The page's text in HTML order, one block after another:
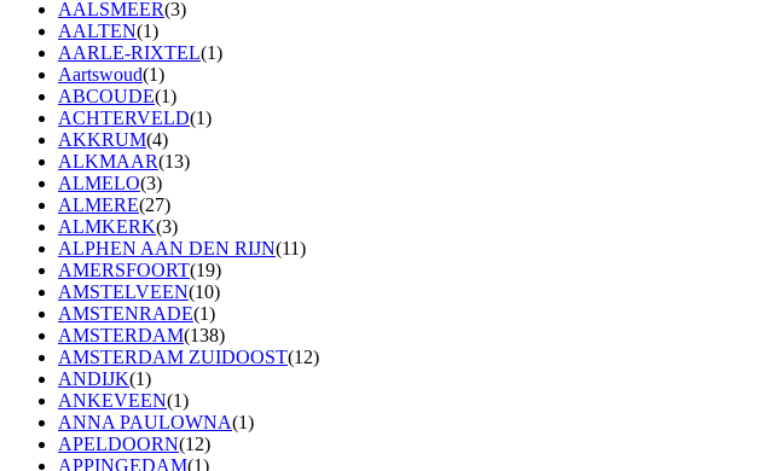
AALSMEER(3)
AALTEN(1)
AARLE-RIXTEL(1)
Aartswoud(1)
ABCOUDE(1)
ACHTERVELD(1)
AKKRUM(4)
ALKMAAR(13)
ALMELO(3)
ALMERE(27)
ALMKERK(3)
ALPHEN AAN DEN RIJN(11)
AMERSFOORT(19)
AMSTELVEEN(10)
AMSTENRADE(1)
AMSTERDAM(138)
AMSTERDAM ZUIDOOST(12)
ANDIJK(1)
ANKEVEEN(1)
ANNA PAULOWNA(1)
APELDOORN(12)
APPINGEDAM(1)